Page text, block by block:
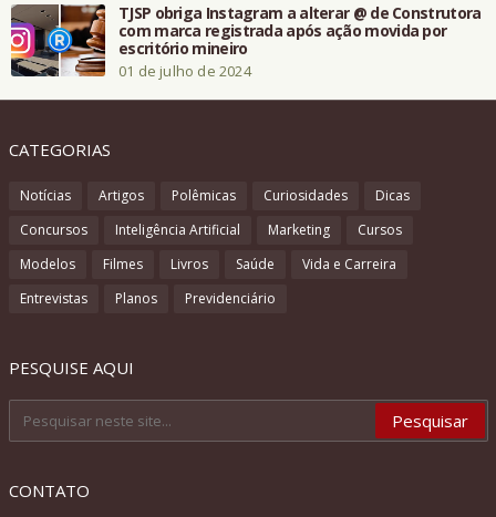
TJSP obriga Instagram a alterar @ de Construtora
com marca registrada após ação movida por
escritório mineiro
01 de julho de 2024
CATEGORIAS
Notícias Artigos Polêmicas Curiosidades
Dicas
Concursos
Inteligência Artificial Marketing
Cursos
Modelos
Filmes Livros Saúde
Vida e Carreira
Entrevistas
Planos Previdenciário
PESQUISE AQUI
CONTATO